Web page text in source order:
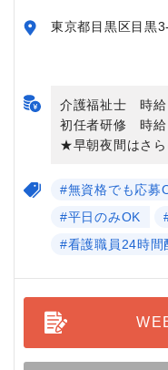
東京都目黒区目黒
介護福祉士 時給
初任者研修 時給
★早朝夜間はさら
#無資格でも応募
#平日のみOK
#看護職員24時間